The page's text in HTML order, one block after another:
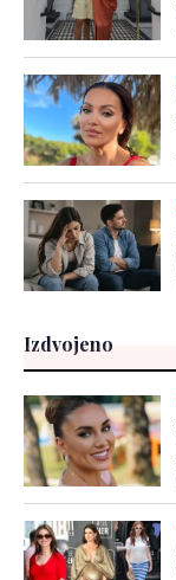
Izdvojeno